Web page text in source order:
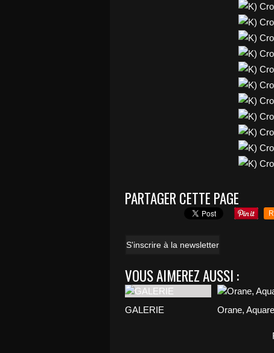
PARTAGER CETTE PAGE
S'inscrire à la newsletter
VOUS AIMEREZ AUSSI :
GALERIE Orane,